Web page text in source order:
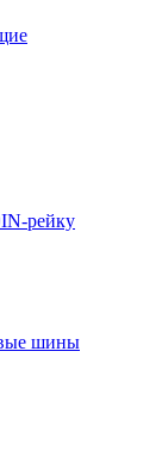
рейку
шины